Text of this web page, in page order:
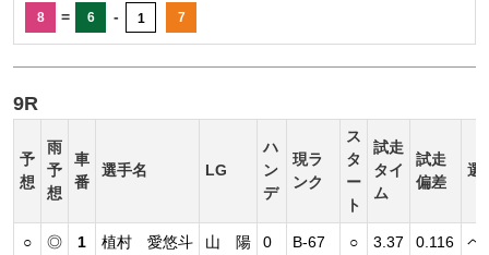
8 = 6 - 1 7
9R
予
想
雨
予
想
車
番
選手名 LG
ハ
ン
デ
現ラ
ンク
ス
タ
ー
ト
試走
タイ
ム
試走
偏差
選
○ ◎ 1 植村 愛悠斗 山 陽 0 B-67 ○ 3.37 0.116 ペ